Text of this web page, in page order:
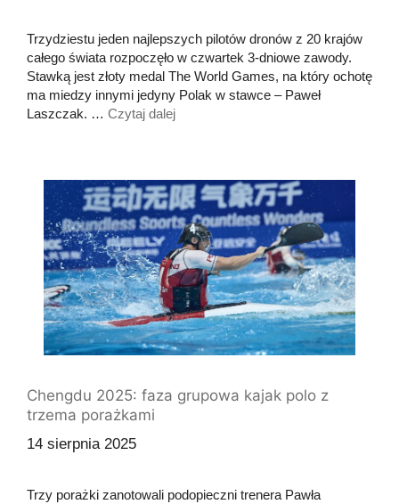
Trzydziestu jeden najlepszych pilotów dronów z 20 krajów
całego świata rozpoczęło w czwartek 3-dniowe zawody.
Stawką jest złoty medal The World Games, na który ochotę
ma miedzy innymi jedyny Polak w stawce – Paweł
Laszczak. … Czytaj dalej
Chengdu 2025: faza grupowa kajak polo z
trzema porażkami
14 sierpnia 2025
Trzy porażki zanotowali podopieczni trenera Pawła